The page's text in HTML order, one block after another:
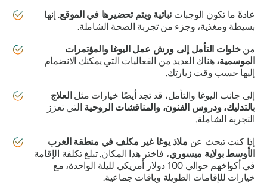
عادةً ما تكون الوجباتنباتية ويتم تحضيرها في الموقع. إنها
بسيطة ومغذية، وجزء من تجربة الصحة الشاملة.
منخلوات التأمل إلى ورش عمل اليوغا والمؤتمرات
الموسمية،هناك العديد من الفعاليات التي يمكنك الانضمام
إليها حسب وقت زيارتك.
إلى جانب اليوغا والتأمل، قد تجد أيضًا خيارات مثل العلاج
بالتدليك، ودروس الفنون، والمناقشات الروحيةالتي تعزز
التجربة الشاملة.
إذا كنت تبحث عنملاذ يوغا غير مكلف في منطقة الغرب
الأوسط بولاية ميسوري، فاختر هذا المكان. تبلغ تكلفة الإقامة
في أكواخهم حوالي 100 دولار أمريكي لليلة الواحدة، مع
خيارات للإقامات الطويلة وباقات جماعية.